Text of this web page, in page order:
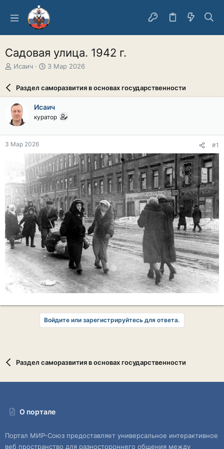
Садовая улица. 1942 г.
А
о
р
т
е
м
ы
Исаич
Д
а
а
ч
л
3 Мар 2026
Раздел саморазвития в основах государственности
Исаич
куратор
3 Мар 2026 #1
Войдите или зарегистрируйтесь для ответа.
Раздел саморазвития в основах государственности
О портале
Портал МИР-Союз предоставляет универсальное интерактивное
веб пространство для разностороннего общения между